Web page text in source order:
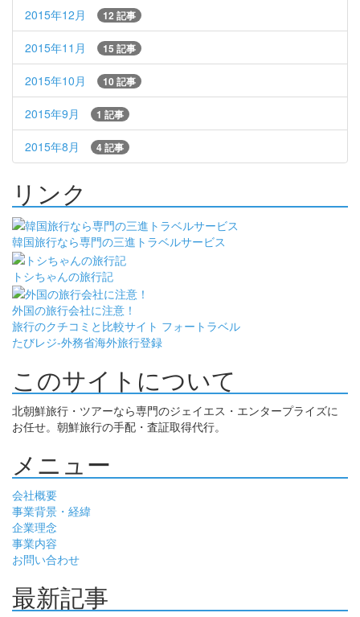
2015年12月 12 記事
2015年11月 15 記事
2015年10月 10 記事
2015年9月 1 記事
2015年8月 4 記事
リンク
韓国旅行なら専門の三進トラベルサービス
トシちゃんの旅行記
外国の旅行会社に注意！
旅行のクチコミと比較サイト フォートラベル
たびレジ-外務省海外旅行登録
このサイトについて
北朝鮮旅行・ツアーなら専門のジェイエス・エンタープライズに
お任せ。朝鮮旅行の手配・査証取得代行。
メニュー
会社概要
事業背景・経緯
企業理念
事業内容
お問い合わせ
最新記事